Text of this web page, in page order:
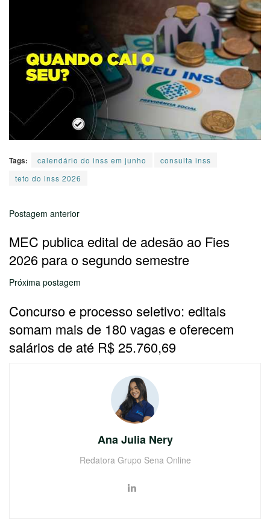
Tags: calendário do inss em junho
consulta inss
teto do inss 2026
Postagem anterior
MEC publica edital de adesão ao Fies
2026 para o segundo semestre
Próxima postagem
Concurso e processo seletivo: editais
somam mais de 180 vagas e oferecem
salários de até R$ 25.760,69
Ana Julia Nery
Redatora Grupo Sena Online